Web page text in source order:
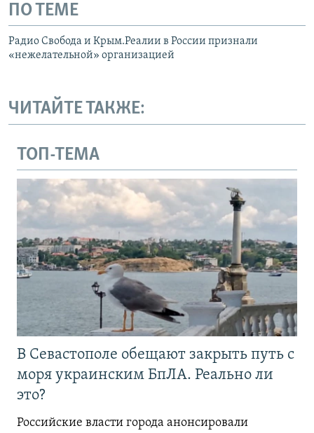
ПО ТЕМЕ
Радио Свобода и Крым.Реалии в России признали
«нежелательной» организацией
ЧИТАЙТЕ ТАКЖЕ:
ТОП-ТЕМА
В Севастополе обещают закрыть путь с
моря украинским БпЛА. Реально ли
это?
Российские власти города анонсировали